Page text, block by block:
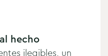
hecho
ilegibles, un